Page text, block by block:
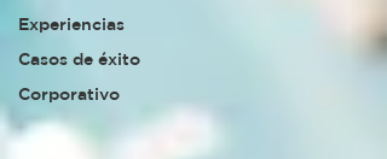
Experiencias
Casos de éxito
Corporativo